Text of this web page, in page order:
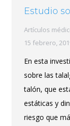
Estudio
Artículos
15 febrero,
En esta
sobre las
talón, que
estáticas y
riesgo que